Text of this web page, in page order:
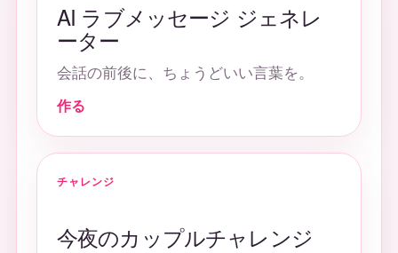
AI ラブメッセージ ジェネレ
ーター
会話の前後に、ちょうどいい言葉を。
作る
チャレンジ
今夜のカップルチャレンジ